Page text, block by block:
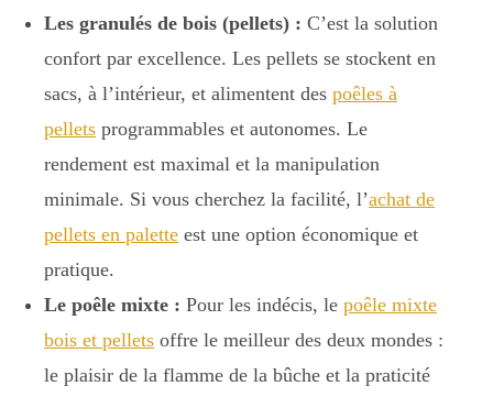
Les granulés de bois (pellets) : C’est la solution
confort par excellence. Les pellets se stockent en
sacs, à l’intérieur, et alimentent des poêles à
pellets programmables et autonomes. Le
rendement est maximal et la manipulation
minimale. Si vous cherchez la facilité, l’achat de
pellets en palette est une option économique et
pratique.
Le poêle mixte : Pour les indécis, le poêle mixte
bois et pellets offre le meilleur des deux mondes :
le plaisir de la flamme de la bûche et la praticité